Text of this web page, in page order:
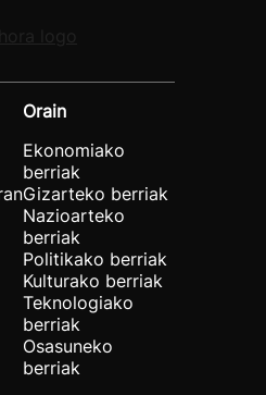
Orain
Ekonomiako
berriak
Gizarteko berriak
Nazioarteko
berriak
Politikako berriak
Kulturako berriak
Teknologiako
berriak
Osasuneko
berriak